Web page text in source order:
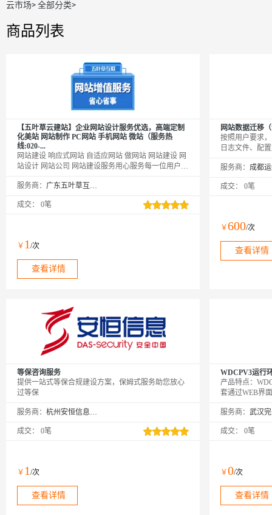
云市场>全部分类>
商品列表
【五叶草云建站】企业网站设计服务优选，高端定制
化美站 网站制作 PC网站 手机网站 微站（服务热
线:020-...
网站建设 响应式网站 自适应网站 做网站 网站建设 网
站设计 网站公司 网站建设服务用心服务每一位用户|
【https://www.wuyecao.net（复制访问）进入五叶草官
品（如遇问题，联系售后）】【该产品合适各个行
服务商： 广东五叶草互联网科技有限公司
成交： 0笔
￥ 1 /次
查看详情
网站数据迁移
按照用户要求
日志文件、配
服务商：
成交： 0笔
￥600/次
查看详情
等保咨询服务
提供一站式等保合规建设方案，保姆式服务助您放心
过等保
服务商： 杭州安恒信息技术有限公司
成交： 0笔
￥ 1 /次
查看详情
WDCPV3运行
产品特点：
套通过WEB界
我们的网站服
服务商：
成交： 0笔
￥0/次
查看详情